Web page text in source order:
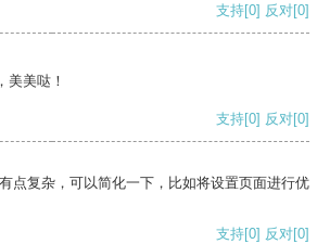
支持[0] 反对[0]
美美哒！
支持[0] 反对[0]
点复杂，可以简化一下，比如将设置页面进行优
支持[0] 反对[0]